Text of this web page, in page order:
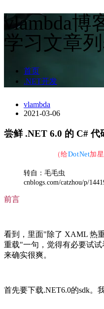
vlambda博
学习文章
首页
.NET开发
vlambda
2021-03-06
尝鲜 .NET 6.0 的 C# 代
（给DotNet加
转自：毛毛虫
cnblogs.com/catzhou/p/
前言
看到，里面"除了 XAML 热
重载"一句，觉得有必要试
来确实很爽。
首先要下载.NET6.0的sdk。